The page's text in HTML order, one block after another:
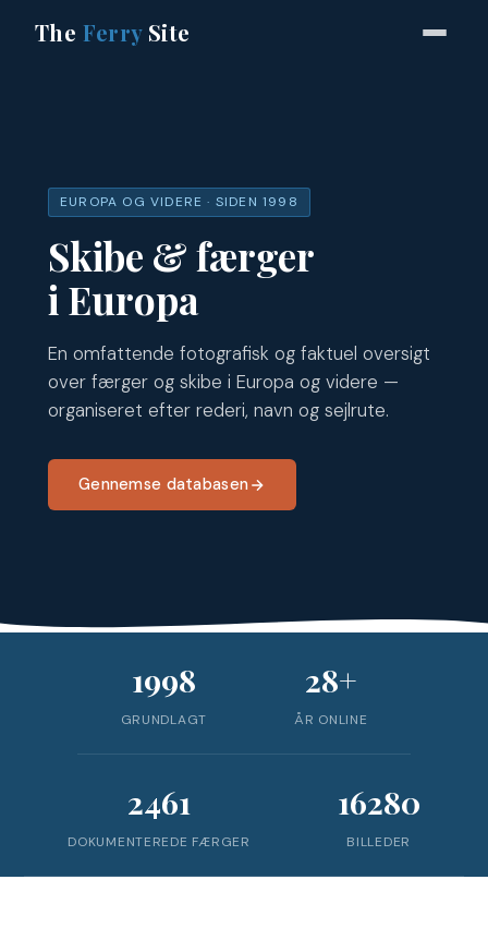
The FerrySite
EUROPA OG VIDERE · SIDEN 1998
Skibe & færger
i Europa
En omfattende fotografisk og faktuel oversigt
over færger og skibe i Europa og videre —
organiseret efter rederi, navn og sejlrute.
Gennemse databasen
1998
GRUNDLAGT
28+
ÅR ONLINE
2461
DOKUMENTEREDE FÆRGER
16280
BILLEDER